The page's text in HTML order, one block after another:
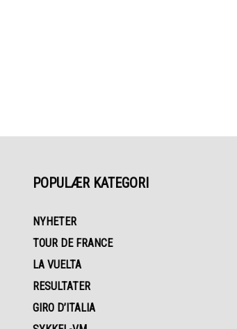
POPULÆR KATEGORI
NYHETER
TOUR DE FRANCE
LA VUELTA
RESULTATER
GIRO D’ITALIA